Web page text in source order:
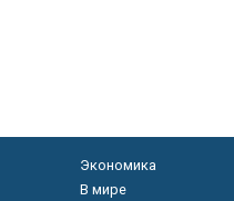
Экономика
В мире